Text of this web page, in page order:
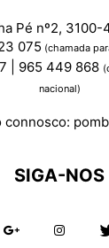
Pé nº2, 3100-
075 (chamada
| 965 449 868
nacional)
connosco:
SIGA-NOS